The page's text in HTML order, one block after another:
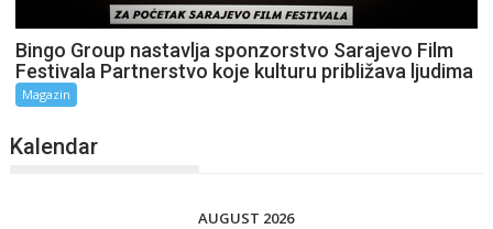
Bingo Group nastavlja sponzorstvo Sarajevo Film
Festivala Partnerstvo koje kulturu približava ljudima
Magazin
Kalendar
AUGUST 2026